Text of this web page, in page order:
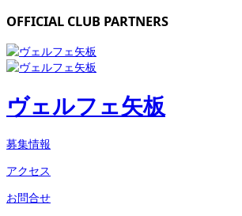
OFFICIAL CLUB PARTNERS
ヴェルフェ矢板
募集情報
アクセス
お問合せ